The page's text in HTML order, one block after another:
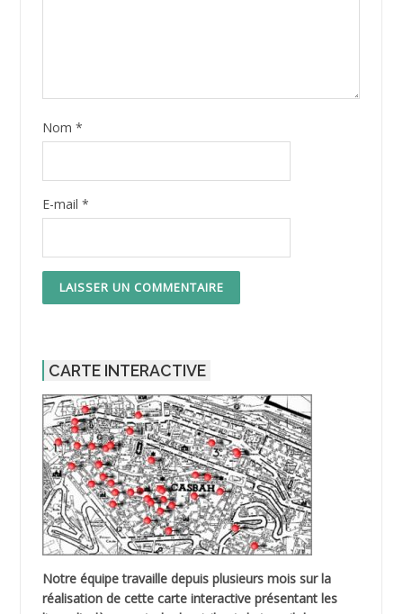
Nom *
E-mail *
CARTE INTERACTIVE
Notre équipe travaille depuis plusieurs mois sur la
réalisation de cette carte interactive présentant les